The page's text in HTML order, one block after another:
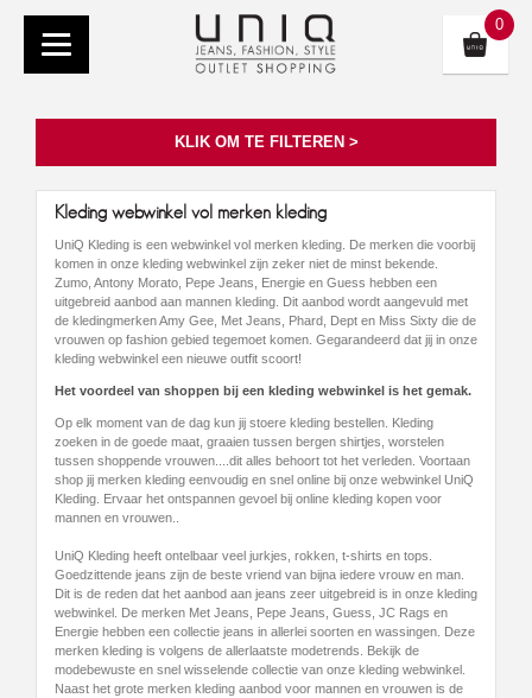
0
KLIK OM TE FILTEREN >
Kleding webwinkel vol merken kleding
UniQ Kleding is een webwinkel vol merken kleding. De merken die voorbij
komen in onze kleding webwinkel zijn zeker niet de minst bekende.
Zumo, Antony Morato, Pepe Jeans, Energie en Guess hebben een
uitgebreid aanbod aan mannen kleding. Dit aanbod wordt aangevuld met
de kledingmerken Amy Gee, Met Jeans, Phard, Dept en Miss Sixty die de
vrouwen op fashion gebied tegemoet komen. Gegarandeerd dat jij in onze
kleding webwinkel een nieuwe outfit scoort!
Het voordeel van shoppen bij een kleding webwinkel is het gemak.
Op elk moment van de dag kun jij stoere kleding bestellen. Kleding
zoeken in de goede maat, graaien tussen bergen shirtjes, worstelen
tussen shoppende vrouwen....dit alles behoort tot het verleden. Voortaan
shop jij merken kleding eenvoudig en snel online bij onze webwinkel UniQ
Kleding. Ervaar het ontspannen gevoel bij online kleding kopen voor
mannen en vrouwen..
UniQ Kleding heeft ontelbaar veel jurkjes, rokken, t-shirts en tops.
Goedzittende jeans zijn de beste vriend van bijna iedere vrouw en man.
Dit is de reden dat het aanbod aan jeans zeer uitgebreid is in onze kleding
webwinkel. De merken Met Jeans, Pepe Jeans, Guess, JC Rags en
Energie hebben een collectie jeans in allerlei soorten en wassingen. Deze
merken kleding is volgens de allerlaatste modetrends. Bekijk de
modebewuste en snel wisselende collectie van onze kleding webwinkel.
Naast het grote merken kleding aanbod voor mannen en vrouwen is de